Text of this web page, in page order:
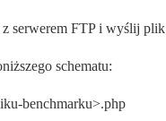
serwerem FTP i wyślij
schematu:
benchmarku>.php